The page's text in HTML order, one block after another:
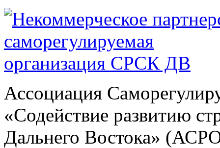
Ассоциация
«Содействие развитию
Дальнего Востока»